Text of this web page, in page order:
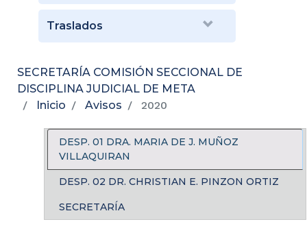
Traslados
SECRETARÍA COMISIÓN SECCIONAL DE
DISCIPLINA JUDICIAL DE META
Inicio
Avisos 2020
DESP. 01 DRA. MARIA DE J. MUÑOZ
VILLAQUIRAN
DESP. 02 DR. CHRISTIAN E. PINZON ORTIZ
SECRETARÍA